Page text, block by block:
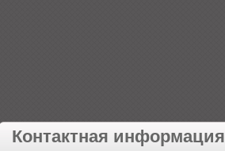
Контактная информация